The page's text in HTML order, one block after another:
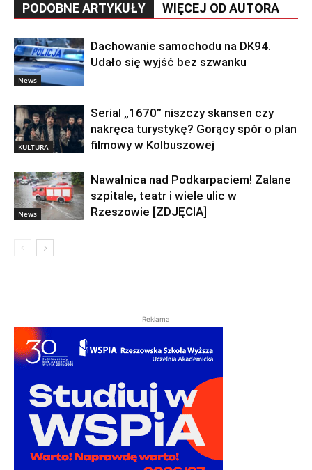
PODOBNE ARTYKUŁY WIĘCEJ OD AUTORA
News
Dachowanie samochodu na DK94.
Udało się wyjść bez szwanku
KULTURA
Serial „1670” niszczy skansen czy
nakręca turystykę? Gorący spór o plan
filmowy w Kolbuszowej
News
Nawałnica nad Podkarpaciem! Zalane
szpitale, teatr i wiele ulic w
Rzeszowie [ZDJĘCIA]
Reklama